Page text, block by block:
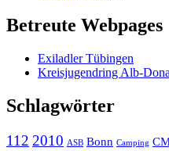
Betreute Webpages
Exiladler Tübingen
Kreisjugendring Alb-
Schlagwörter
112 2010 ASB Bonn Camping